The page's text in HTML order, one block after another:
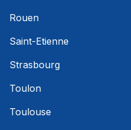
Rouen
Saint-Etienne
Strasbourg
Toulon
Toulouse